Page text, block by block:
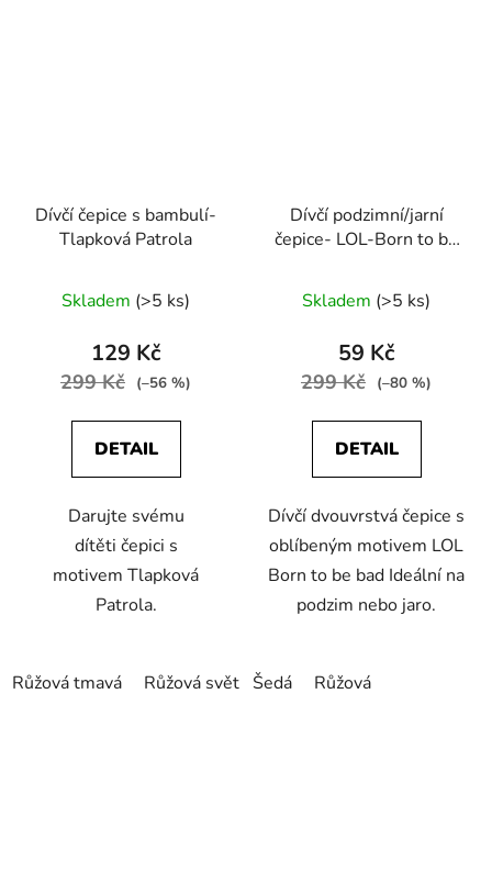
Dívčí čepice s bambulí-
Tlapková Patrola
Skladem (>5 ks)
129 Kč
299 Kč (–56 %)
DETAIL
Darujte svému
dítěti čepici s
motivem Tlapková
Patrola.
Růžová tmavá Růžová světlá
Dívčí podzimní/jarní
čepice- LOL-Born to be
Skladem (>5 ks)
59 Kč
299 Kč (–80 %)
DETAIL
Dívčí dvouvrstvá čepice s
oblíbeným motivem LOL
Born to be bad Ideální na
podzim nebo jaro.
Šedá Růžová